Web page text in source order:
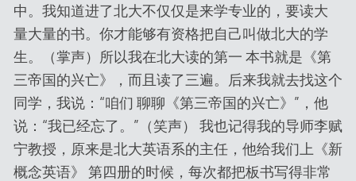
中。我知道进了北大不仅仅是来学专业的，要读大
量大量的书。你才能够有资格把自己叫做北大的学
生。（掌声）所以我在北大读的第一 本书就是《第
三帝国的兴亡》，而且读了三遍。后来我就去找这个
同学，我说：“咱们 聊聊《第三帝国的兴亡》”，他
说：“我已经忘了。”（笑声） 我也记得我的导师李赋
宁教授，原来是北大英语系的主任，他给我们上《新
概念英语》 第四册的时候，每次都把板书写得非常